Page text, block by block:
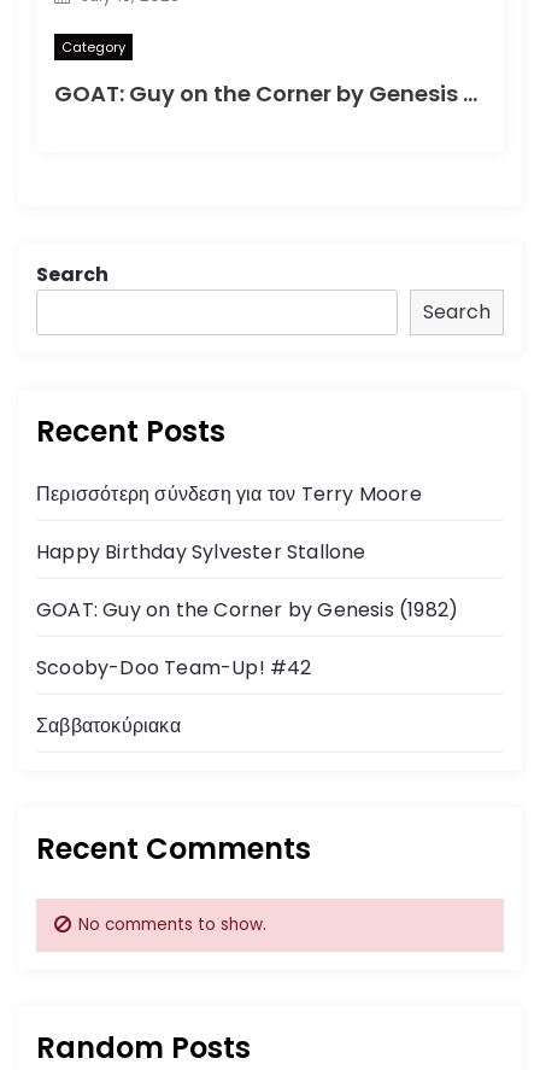
Category
GOAT: Guy on the Corner by Genesis (1982)
Search
Search
Recent Posts
Περισσότερη σύνδεση για τον Terry Moore
Happy Birthday Sylvester Stallone
GOAT: Guy on the Corner by Genesis (1982)
Scooby-Doo Team-Up! #42
Σαββατοκύριακα
Recent Comments
No comments to show.
Random Posts